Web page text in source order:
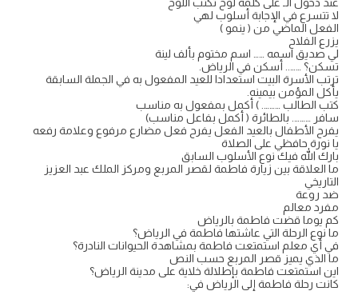
لا تتسرع في الإجابة أسلوب لهي
الفعل الماضي من ( ينمو )
يزرع الفلاح
لي صديق اسمه …… اسم مختوم بألف لينة
تسكن؟ …….. أسكن في الرياض.
ترتب الأسرة البيت استعدادا للعيد المفعول به في الجملة السابقة
يأكل المؤمن بيمينه.
كتب الطالب ………. ) أكمل بمفعول به مناسب
سافر ………. بالطائرة ( أكمل بفاعل مناسب)
يفرح الأطفال بالعيد الفعل يفرح فعل مضارع مرفوع وعلامة رفعه
يا نورة حافظي على الصلاة
بارك الله فيك نوع الأسلوب السابق
ما العلاقة بين زيارة فاطمة لقصر المربع ومركز الملك عبد العزيز
التاريخي
ضد روعة
مفرد معالم
كم يوما قضت فاطمة بالرياض
ما نوع الرحلة التي عاشتها فاطمة في الرياض؟
في أي معلم استمتعت فاطمة بمشاهدة الحيوانات النادرة؟
ما الذي يميز قصر المربع حسب النص
این استمتعت فاطمة بإطلالة خلاية على مدينة الرياض؟
كانت رحلة فاطمة إلى الرياض في: